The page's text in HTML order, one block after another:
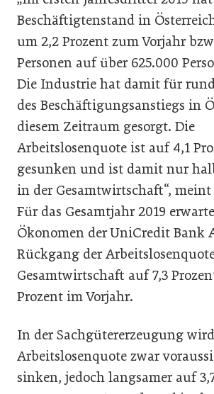
Beschäftigtenstand in
um 2,2 Prozent zum Vorjahr
Personen auf über 625.000
Die Industrie hat damit für
des Beschäftigungsanstiegs in
diesem Zeitraum gesorgt. Die
Arbeitslosenquote ist auf 4,1
gesunken und ist damit nur
in der Gesamtwirtschaft“, meint
Für das Gesamtjahr 2019
Ökonomen der UniCredit Bank
Rückgang der
Gesamtwirtschaft auf 7,3
Prozent im Vorjahr.
In der Sachgütererzeugung
Arbeitslosenquote zwar
sinken, jedoch langsamer auf